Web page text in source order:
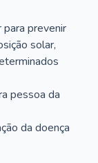
prevenir
solar,
pessoa da
da doença